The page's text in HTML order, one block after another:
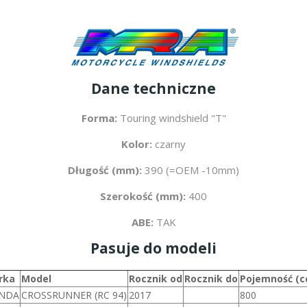
Dane techniczne
Forma: Touring windshield "T"
Kolor: czarny
Długość (mm): 390 (=OEM -10mm)
Szerokość (mm): 400
ABE: TAK
Pasuje do modeli
Model Rocznik od Rocznik do Pojemność
CROSSRUNNER (RC 94) 2017
800